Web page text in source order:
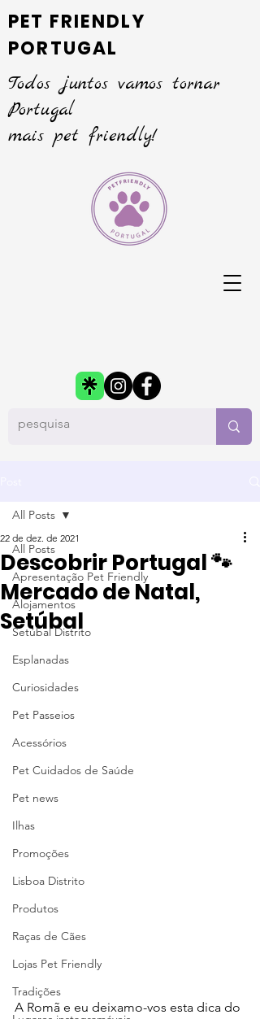
PET FRIENDLY
PORTUGAL
Todos juntos vamos tornar
Portugal
mais pet friendly!
All Posts
Apresentação Pet Friendly
Alojamentos
Setúbal Distrito
Esplanadas
Curiosidades
Pet Passeios
Acessórios
Pet Cuidados de Saúde
Pet news
Ilhas
Promoções
Lisboa Distrito
Produtos
Raças de Cães
Lojas Pet Friendly
Tradições
All Posts
Descobrir Portugal 🐾
Mercado de Natal,
Setúbal
22 de dez. de 2021
A Romã e eu deixamo-vos esta dica do